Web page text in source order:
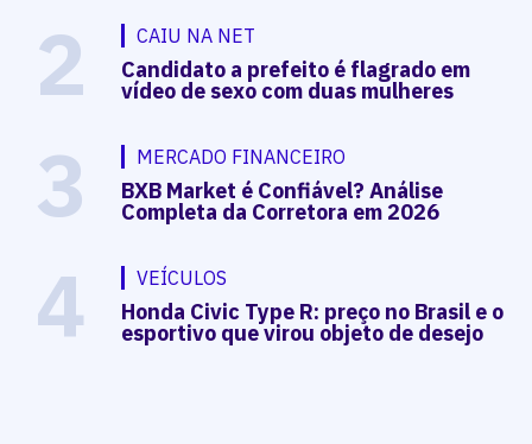
2 CAIU NA NET
Candidato a prefeito é flagrado em
vídeo de sexo com duas mulheres
3 MERCADO FINANCEIRO
BXB Market é Confiável? Análise
Completa da Corretora em 2026
4 VEÍCULOS
Honda Civic Type R: preço no Brasil e o
esportivo que virou objeto de desejo